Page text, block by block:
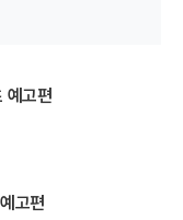
예고편
고편